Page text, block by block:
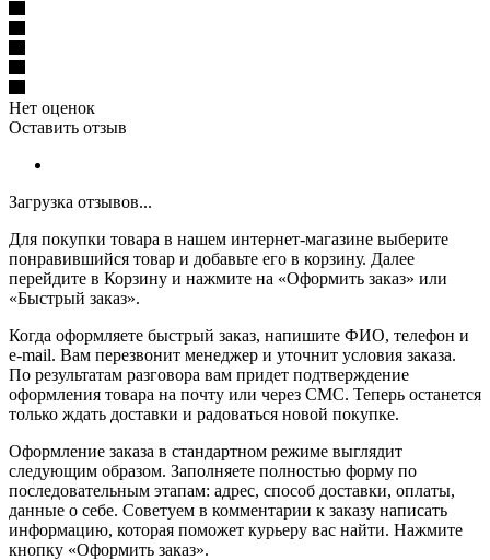
Нет оценок
Оставить отзыв
Загрузка отзывов...
Для покупки товара в нашем интернет-магазине выберите
понравившийся товар и добавьте его в корзину. Далее
перейдите в Корзину и нажмите на «Оформить заказ» или
«Быстрый заказ».
Когда оформляете быстрый заказ, напишите ФИО, телефон и
e-mail. Вам перезвонит менеджер и уточнит условия заказа.
По результатам разговора вам придет подтверждение
оформления товара на почту или через СМС. Теперь останется
только ждать доставки и радоваться новой покупке.
Оформление заказа в стандартном режиме выглядит
следующим образом. Заполняете полностью форму по
последовательным этапам: адрес, способ доставки, оплаты,
данные о себе. Советуем в комментарии к заказу написать
информацию, которая поможет курьеру вас найти. Нажмите
кнопку «Оформить заказ».